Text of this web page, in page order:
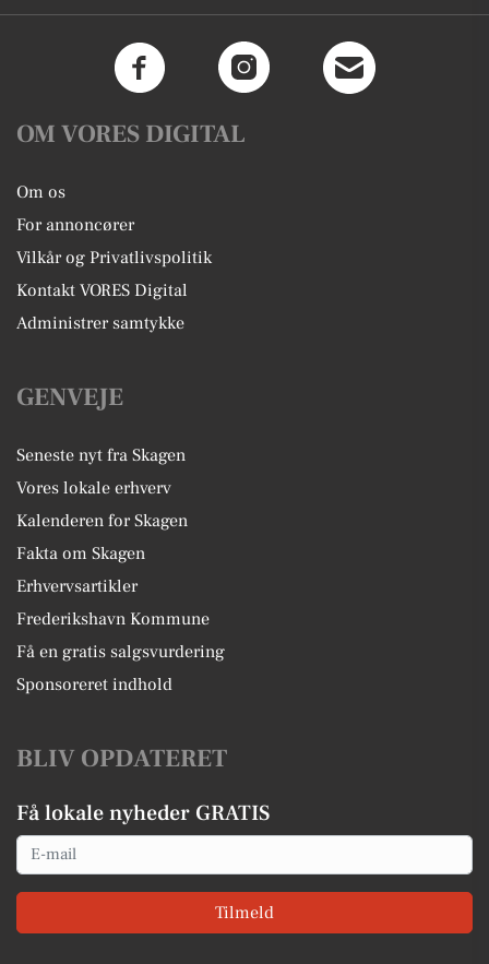
OM VORES DIGITAL
Om os
For annoncører
Vilkår og Privatlivspolitik
Kontakt VORES Digital
Administrer samtykke
GENVEJE
Seneste nyt fra Skagen
Vores lokale erhverv
Kalenderen for Skagen
Fakta om Skagen
Erhvervsartikler
Frederikshavn Kommune
Få en gratis salgsvurdering
Sponsoreret indhold
BLIV OPDATERET
Få lokale nyheder GRATIS
Email
Tilmeld